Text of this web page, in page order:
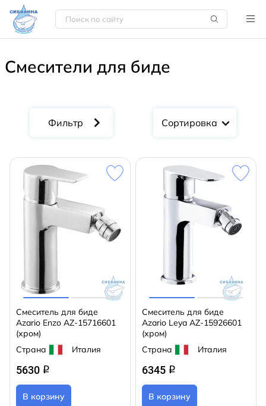
Смесители для биде
Сортировка
Смеситель для биде
Azario Enzo AZ-15716601
(хром)
Страна
Италия
5630 q
В корзину
Смеситель для биде
Azario Leya AZ-15926601
(хром)
Страна
Италия
6345 q
В корзину